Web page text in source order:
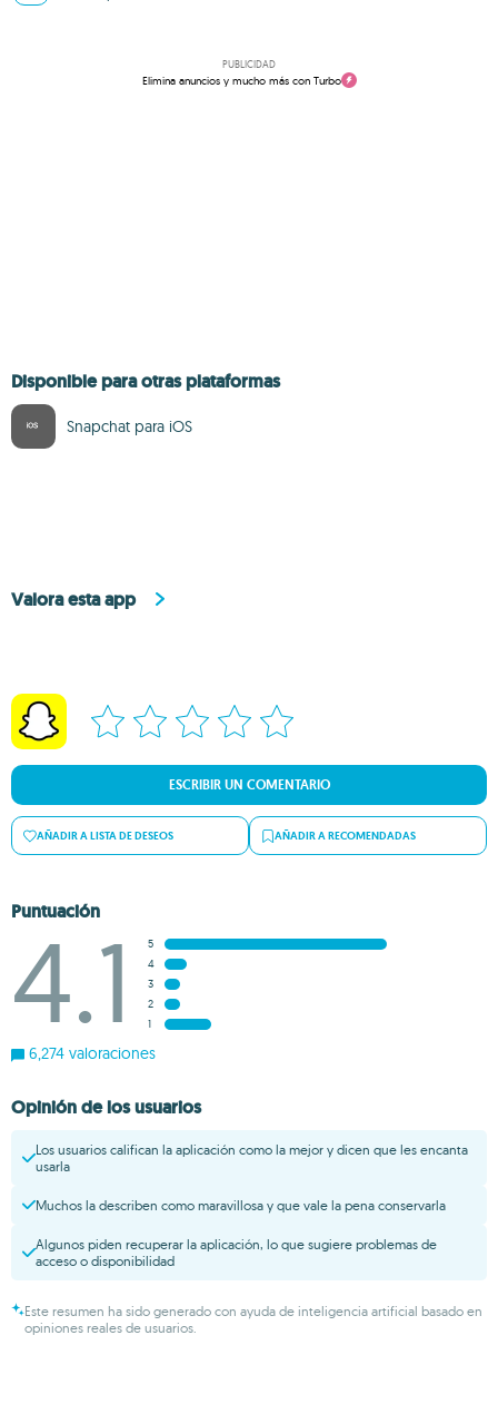
PUBLICIDAD
Elimina anuncios y mucho más con Turbo
Disponible para otras plataformas
Snapchat para iOS
Valora esta app
ESCRIBIR UN COMENTARIO
AÑADIR A LISTA DE DESEOS AÑADIR A RECOMENDADAS
Puntuación
4.1
5
4
3
2
1
6,274 valoraciones
Opinión de los usuarios
Los usuarios califican la aplicación como la mejor y dicen que les encanta
usarla
Muchos la describen como maravillosa y que vale la pena conservarla
Algunos piden recuperar la aplicación, lo que sugiere problemas de
acceso o disponibilidad
Este resumen ha sido generado con ayuda de inteligencia artificial basado en
opiniones reales de usuarios.